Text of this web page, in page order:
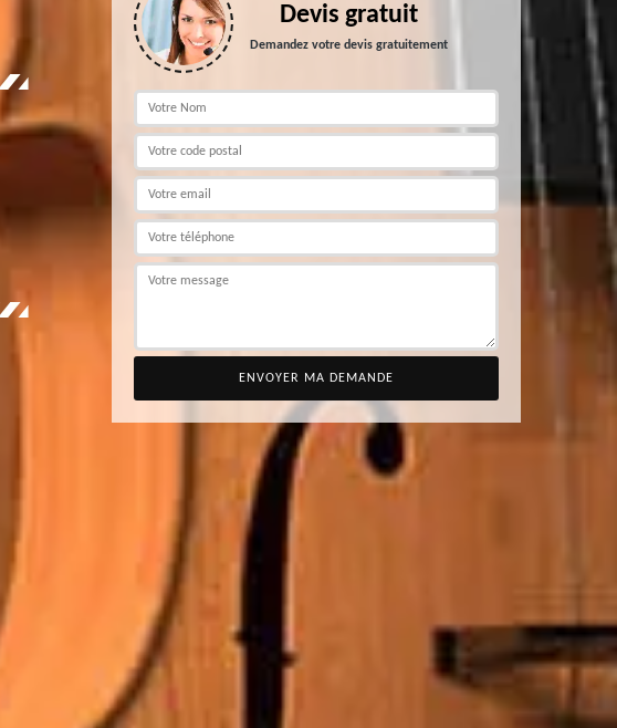
Devis gratuit
Demandez votre devis gratuitement